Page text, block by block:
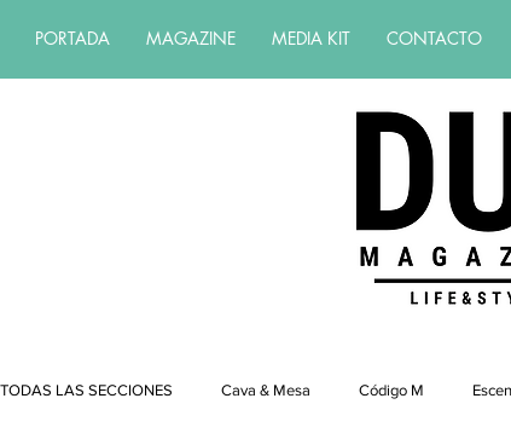
PORTADA MAGAZINE MEDIA KIT CONTACTO
TODAS LAS SECCIONES Cava & Mesa Código M